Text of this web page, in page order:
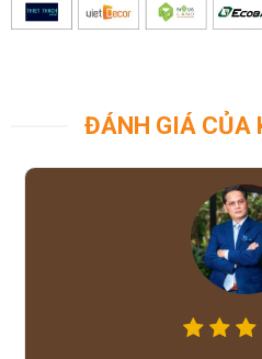
ĐÁNH GIÁ CỦA